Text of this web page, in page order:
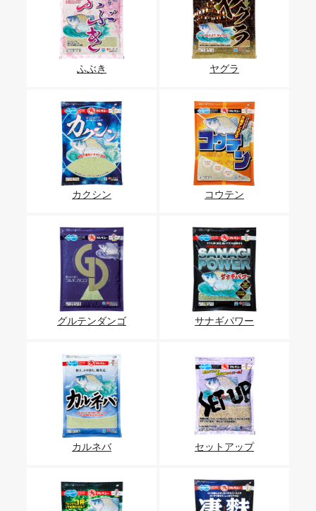
ふぶき ヤグラ
カクシン コウテン
グルテンダンゴ サナギパワー
カルネバ セットアップ